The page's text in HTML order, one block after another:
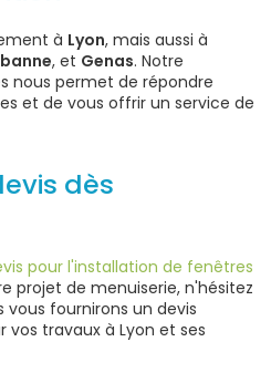
à Lyon, mais aussi à
, et Genas. Notre
nous permet de répondre
et de vous offrir un service de
dès
pour l'installation de fenêtres
projet de menuiserie, n'hésitez
fournirons un devis
travaux à Lyon et ses